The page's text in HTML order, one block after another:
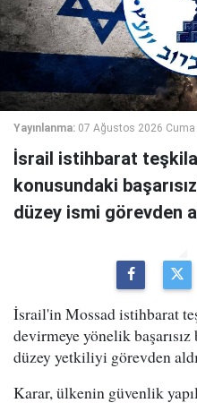
Yayınlanma: 07 Ağustos 2026 Cuma
İsrail istihbarat
konusundaki
düzey ismi görevden
İsrail'in Mossad istihbarat
devirmeye yönelik
düzey yetkiliyi görevden
Karar, ülkenin güvenlik